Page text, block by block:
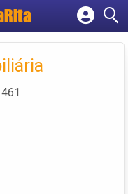
empresa
461